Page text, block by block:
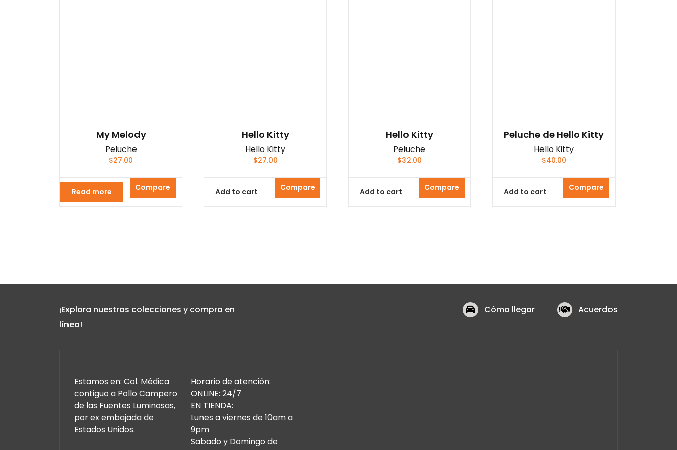
My Melody
Peluche
$27.00
Read more Compare
Hello Kitty
Hello Kitty
$27.00
Add to cart Compare
Hello Kitty
Peluche
$32.00
Add to cart Compare
Peluche de Hello Kitty
Hello Kitty
$40.00
Add to cart Compare
¡Explora nuestras colecciones y compra en
línea!
Cómo llegar Acuerdos
Estamos en: Col. Médica
contiguo a Pollo Campero
de las Fuentes Luminosas,
por ex embajada de
Estados Unidos.
Horario de atención:
ONLINE: 24/7
EN TIENDA:
Lunes a viernes de 10am a
9pm
Sabado y Domingo de